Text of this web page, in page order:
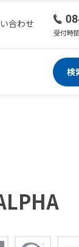
合わせ
受付時
検